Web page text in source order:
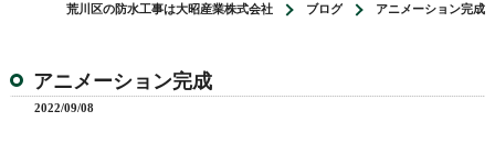
荒川区の防水工事は大昭産業株式会社 ブログ アニメーション完成
アニメーション完成
2022/09/08